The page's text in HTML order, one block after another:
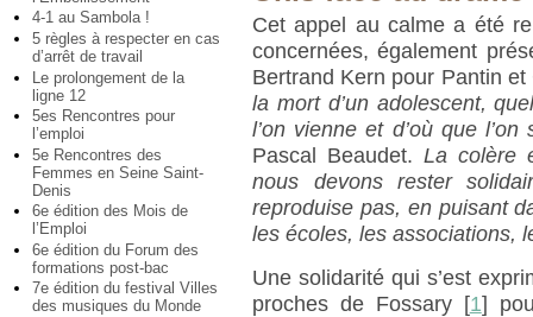
4-1 au Sambola !
5 règles à respecter en cas
d’arrêt de travail
Le prolongement de la
ligne 12
5es Rencontres pour
l’emploi
5e Rencontres des
Femmes en Seine Saint-
Denis
6e édition des Mois de
l’Emploi
6e édition du Forum des
formations post-bac
7e édition du festival Villes
des musiques du Monde
Cet appel au calme a été
concernées, également
Bertrand Kern pour Pantin
la mort d’un adolescent,
l’on vienne et d’où que
Pascal Beaudet.La colère
nous devons rester
reproduise pas, en puisant
les écoles, les associations,
Une solidarité qui s’est
proches de Fossary[1]